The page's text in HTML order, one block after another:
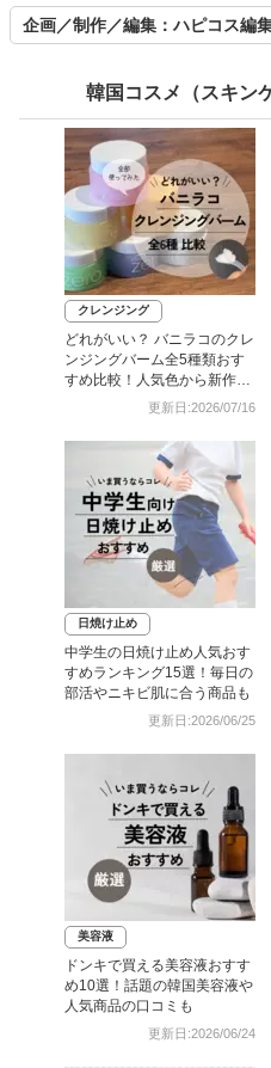
企画／制作／編集：ハピコス編
韓国コスメ（スキン
クレンジング
どれがいい？ バニラコのクレ
ンジングバーム全5種類おす
すめ比較！人気色から新作ま
で試してみた更新日:2026/07/16
日焼け止め
中学生の日焼け止め人気おす
すめランキング15選！毎日の
部活やニキビ肌に合う商品も
更新日:2026/06/25
美容液
ドンキで買える美容液おすす
め10選！話題の韓国美容液や
人気商品の口コミも
更新日:2026/06/24